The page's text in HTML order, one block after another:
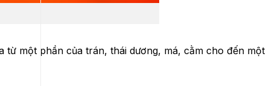
từ một phần của trán, thái dương, má, cằm cho đến một